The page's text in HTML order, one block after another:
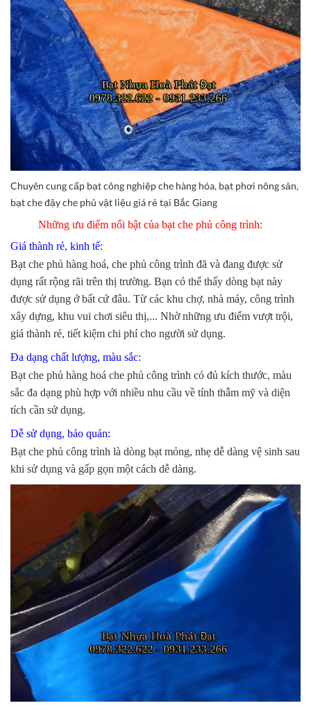
Chuyên cung cấp bạt công nghiệp che hàng hóa, bạt phơi nông sản,
bạt che đậy che phủ vật liệu giá rẻ tại Bắc Giang
Những ưu điểm nổi bật của bạt che phủ công trình:
Giá thành rẻ, kinh tế:
Bạt che phủ hàng hoá, che phủ công trình đã và đang được sử
dụng rất rộng rãi trên thị trường. Bạn có thể thấy dòng bạt này
được sử dụng ở bất cứ đâu. Từ các khu chợ, nhà máy, công trình
xây dựng, khu vui chơi siêu thị,... Nhờ những ưu điểm vượt trội,
giá thành rẻ, tiết kiệm chi phí cho người sử dụng.
Đa dạng chất lượng, màu sắc:
Bạt che phủ hàng hoá che phủ công trình có đủ kích thước, màu
sắc đa dạng phù hợp với nhiều nhu cầu về tính thẫm mỹ và diện
tích cần sử dụng.
Dễ sử dụng, bảo quản:
Bạt che phủ công trình là dòng bạt mỏng, nhẹ dễ dàng vệ sinh sau
khi sử dụng và gấp gọn một cách dễ dàng.